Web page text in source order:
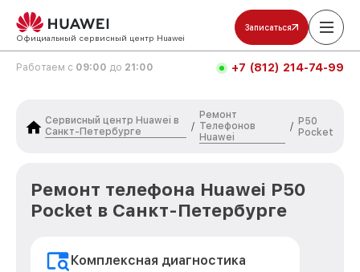
Официальный сервисный центр Huawei
Записаться
Работаем с 09:00 до 21:00 +7 (812) 214-74-99
Сервисный центр Huawei в
Санкт-Петербурге
/
Ремонт
Телефонов
Huawei
/ P50
Pocket
Ремонт телефона Huawei P50
Pocket в Санкт-Петербурге
Комплексная диагностика